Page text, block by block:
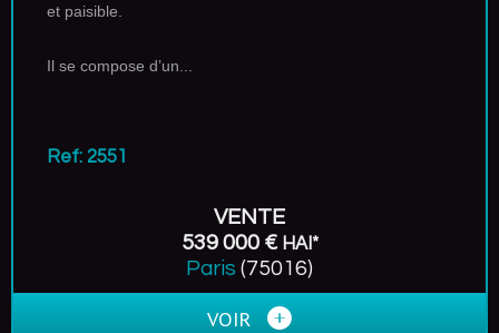
et paisible.
Il se compose d’un...
Ref: 2551
VENTE
539 000 € HAI*
Paris (75016)
VOIR